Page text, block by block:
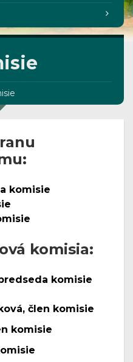
komisie
komisia:
komisie
člen komisie
komisie